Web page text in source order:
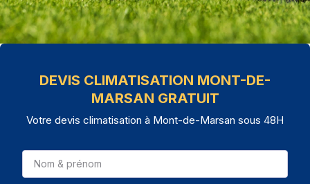
DEVIS CLIMATISATION MONT-DE-
MARSAN GRATUIT
Votre devis climatisation à Mont-de-Marsan sous 48H